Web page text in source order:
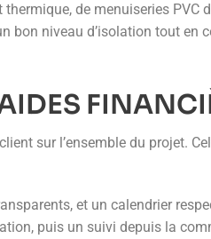
de menuiseries PVC
bon niveau d’isolation tout en
sur l’ensemble du projet.
et un calendrier
puis un suivi depuis la